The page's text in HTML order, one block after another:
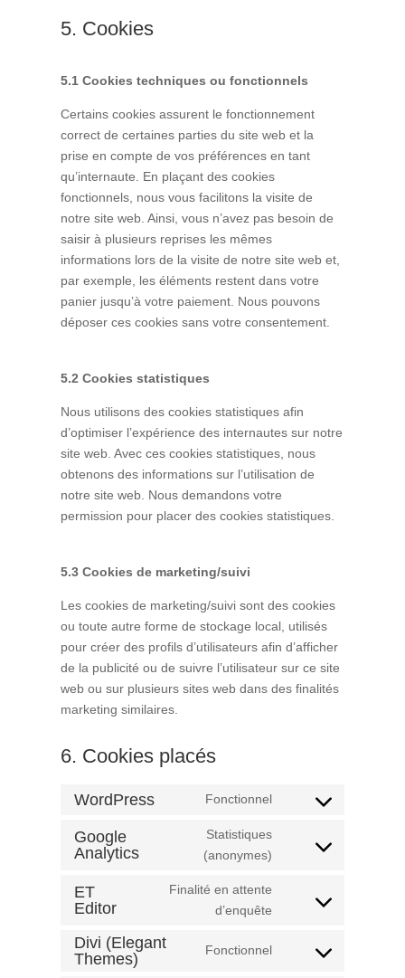
5. Cookies
5.1 Cookies techniques ou fonctionnels
Certains cookies assurent le fonctionnement
correct de certaines parties du site web et la
prise en compte de vos préférences en tant
qu’internaute. En plaçant des cookies
fonctionnels, nous vous facilitons la visite de
notre site web. Ainsi, vous n’avez pas besoin de
saisir à plusieurs reprises les mêmes
informations lors de la visite de notre site web et,
par exemple, les éléments restent dans votre
panier jusqu’à votre paiement. Nous pouvons
déposer ces cookies sans votre consentement.
5.2 Cookies statistiques
Nous utilisons des cookies statistiques afin
d’optimiser l’expérience des internautes sur notre
site web. Avec ces cookies statistiques, nous
obtenons des informations sur l’utilisation de
notre site web. Nous demandons votre
permission pour placer des cookies statistiques.
5.3 Cookies de marketing/suivi
Les cookies de marketing/suivi sont des cookies
ou toute autre forme de stockage local, utilisés
pour créer des profils d’utilisateurs afin d’afficher
de la publicité ou de suivre l’utilisateur sur ce site
web ou sur plusieurs sites web dans des finalités
marketing similaires.
6. Cookies placés
WordPress Fonctionnel
Consent
service
Google
Analytics
Statistiques
(anonymes)
Consent
service
ET
Editor
Finalité en attente
d’enquête
Consent
service
Divi (Elegant
Themes)
Fonctionnel
Consent